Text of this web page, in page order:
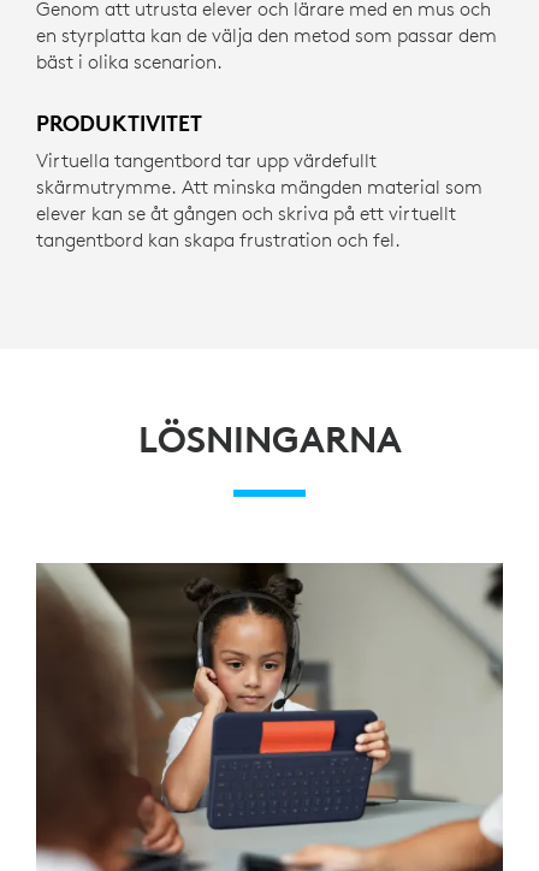
Genom att utrusta elever och lärare med en mus och
en styrplatta kan de välja den metod som passar dem
bäst i olika scenarion.
PRODUKTIVITET
Virtuella tangentbord tar upp värdefullt
skärmutrymme. Att minska mängden material som
elever kan se åt gången och skriva på ett virtuellt
tangentbord kan skapa frustration och fel.
LÖSNINGARNA